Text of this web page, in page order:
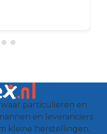
particulieren en
en leveranciers
kleine herstellingen,